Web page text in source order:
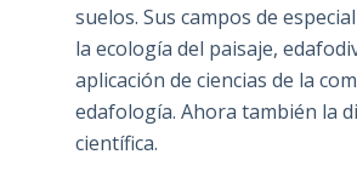
suelos. Sus campos de
la ecología del paisaje,
aplicación de ciencias de la
edafología. Ahora también la
científica.